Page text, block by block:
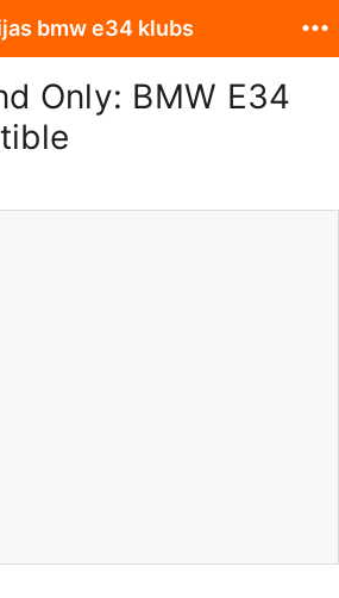
Only: BMW E34
bmw e34 klubs